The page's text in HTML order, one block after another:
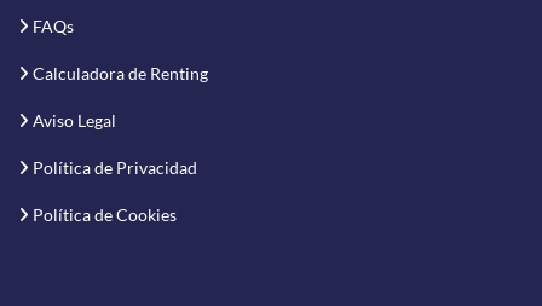
FAQs
Calculadora de Renting
Aviso Legal
Política de Privacidad
Política de Cookies